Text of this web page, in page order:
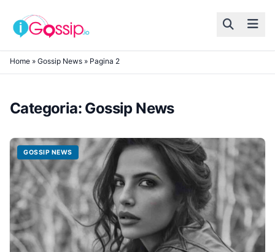
Skip to content
Home » Gossip News » Pagina 2
Categoria: Gossip News
GOSSIP NEWS